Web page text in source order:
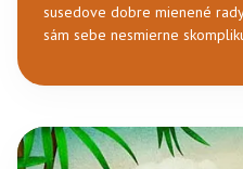
susedove dobre mienené
sám sebe nesmierne